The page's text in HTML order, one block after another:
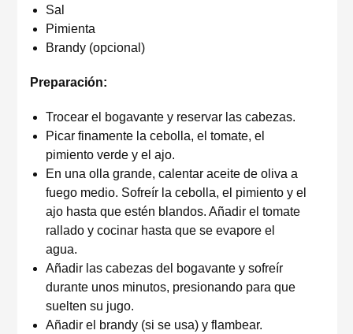
Sal
Pimienta
Brandy (opcional)
Preparación:
Trocear el bogavante y reservar las cabezas.
Picar finamente la cebolla, el tomate, el
pimiento verde y el ajo.
En una olla grande, calentar aceite de oliva a
fuego medio. Sofreír la cebolla, el pimiento y el
ajo hasta que estén blandos. Añadir el tomate
rallado y cocinar hasta que se evapore el
agua.
Añadir las cabezas del bogavante y sofreír
durante unos minutos, presionando para que
suelten su jugo.
Añadir el brandy (si se usa) y flambear.